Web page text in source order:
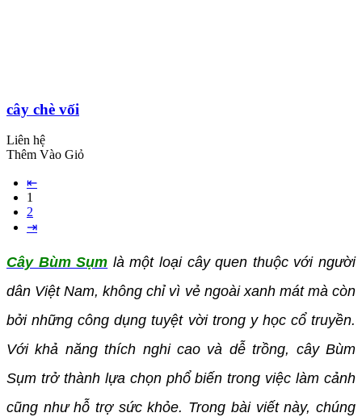
cây chè vối
Liên hệ
Thêm Vào Giỏ
⇤
1
2
⇥
Cây Bùm Sụm là một loại cây quen thuộc với người
dân Việt Nam, không chỉ vì vẻ ngoài xanh mát mà còn
bởi những công dụng tuyệt vời trong y học cổ truyền.
Với khả năng thích nghi cao và dễ trồng, cây Bùm
Sụm trở thành lựa chọn phổ biến trong việc làm cảnh
cũng như hỗ trợ sức khỏe. Trong bài viết này, chúng